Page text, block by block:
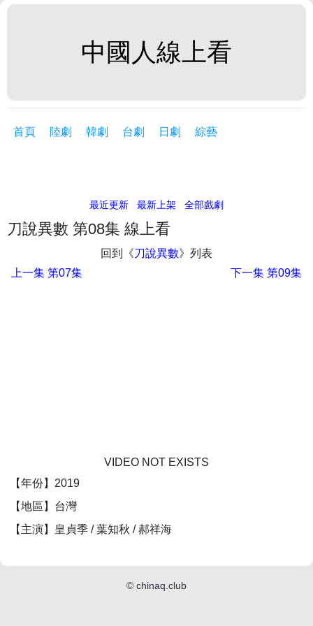
中國人線上看
首頁 陸劇 韓劇 台劇 日劇 綜藝
最近更新 最新上架 全部戲劇
刀說異數 第08集 線上看
回到《刀說異數》列表
上一集 第07集 下一集第09集
VIDEO NOT EXISTS
【年份】2019
【地區】台灣
【主演】皇貞季 / 葉知秋 / 郝祥海
© chinaq.club